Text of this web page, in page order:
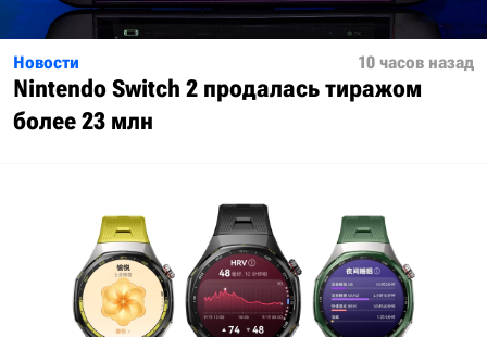
Новости 10 часов назад
Nintendo Switch 2 продалась тиражом
более 23 млн